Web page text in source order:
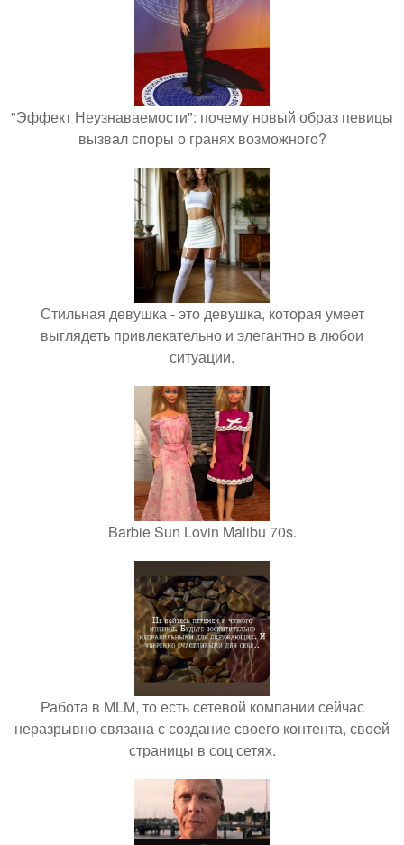
"Эффект Неузнаваемости": почему новый образ певицы
вызвал споры о гранях возможного?
Стильная девушка - это девушка, которая умеет
выглядеть привлекательно и элегантно в любои
ситуации.
Barbie Sun Lovin Malibu 70s.
Работа в MLM, то есть сетевой компании сейчас
неразрывно связана с создание своего контента, своей
страницы в соц сетях.